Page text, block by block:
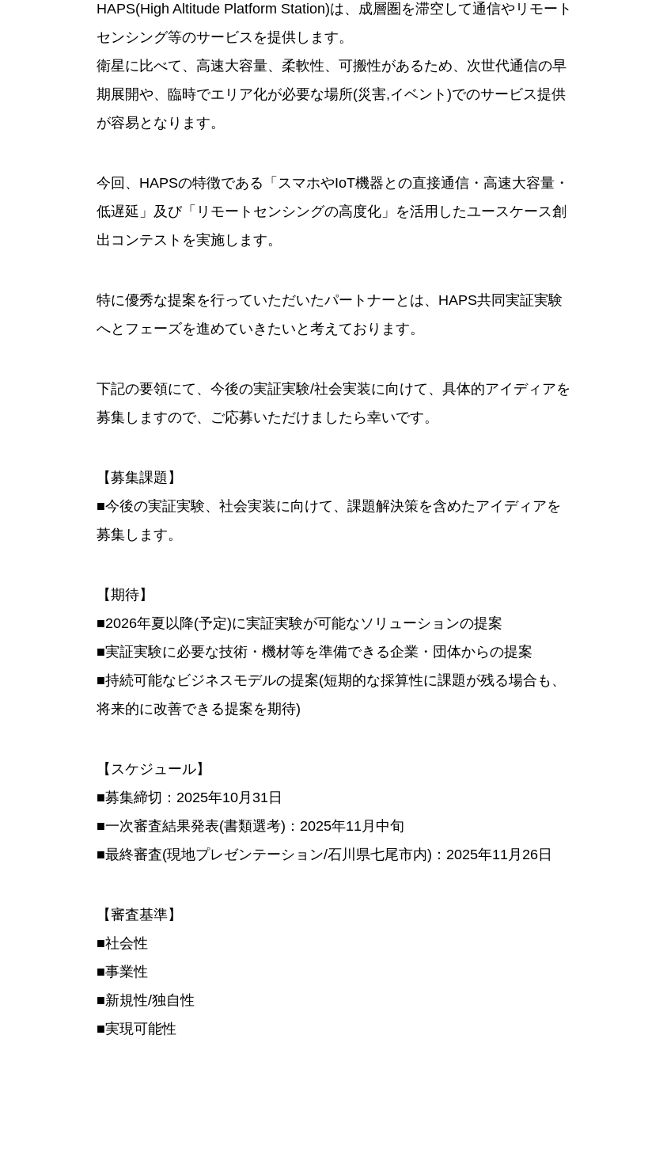
HAPS(High Altitude Platform Station)は、成層圏を滞空して通信やリモート
センシング等のサービスを提供します。
衛星に比べて、高速大容量、柔軟性、可搬性があるため、次世代通信の早
期展開や、臨時でエリア化が必要な場所(災害,イベント)でのサービス提供
が容易となります。
今回、HAPSの特徴である「スマホやIoT機器との直接通信・高速大容量・
低遅延」及び「リモートセンシングの高度化」を活用したユースケース創
出コンテストを実施します。
特に優秀な提案を行っていただいたパートナーとは、HAPS共同実証実験
へとフェーズを進めていきたいと考えております。
下記の要領にて、今後の実証実験/社会実装に向けて、具体的アイディアを
募集しますので、ご応募いただけましたら幸いです。
【募集課題】
■今後の実証実験、社会実装に向けて、課題解決策を含めたアイディアを
募集します。
【期待】
■2026年夏以降(予定)に実証実験が可能なソリューションの提案
■実証実験に必要な技術・機材等を準備できる企業・団体からの提案
■持続可能なビジネスモデルの提案(短期的な採算性に課題が残る場合も、
将来的に改善できる提案を期待)
【スケジュール】
■募集締切：2025年10月31日
■一次審査結果発表(書類選考)：2025年11月中旬
■最終審査(現地プレゼンテーション/石川県七尾市内)：2025年11月26日
【審査基準】
■社会性
■事業性
■新規性/独自性
■実現可能性